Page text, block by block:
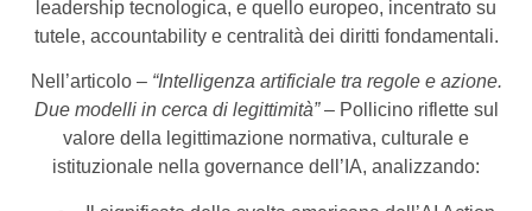
leadership tecnologica, e quello europeo, incentrato su
tutele, accountability e centralità dei diritti fondamentali.
Nell’articolo – “Intelligenza artificiale tra regole e azione.
Due modelli in cerca di legittimità”– Pollicino riflette sul
valore della legittimazione normativa, culturale e
istituzionale nella governance dell’IA, analizzando: